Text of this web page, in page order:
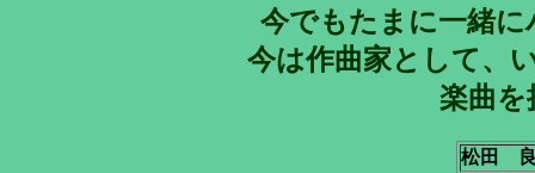
今でもたまに一緒
今は作曲家として、
楽曲を
松田 良